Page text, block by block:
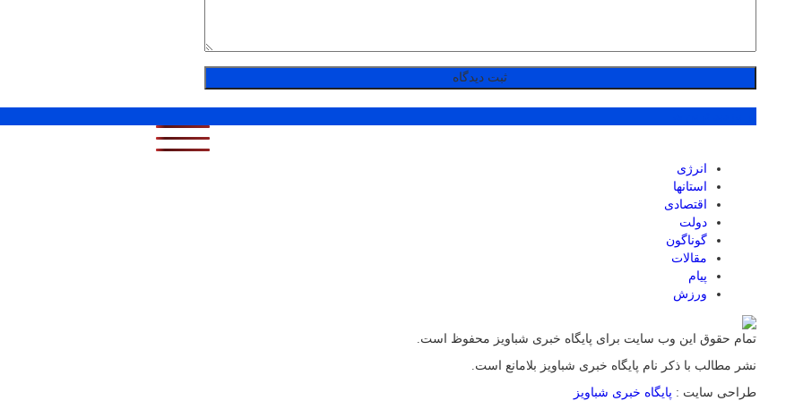
انرژی
استانها
اقتصادی
دولت
گوناگون
مقالات
پیام
ورزش
تمام حقوق این وب سایت برای پایگاه خبری شباویز محفوظ است.
نشر مطالب با ذکر نام پایگاه خبری شباویز بلامانع است.
طراحی سایت : پایگاه خبری شباویز